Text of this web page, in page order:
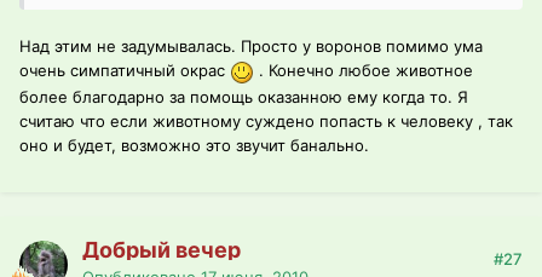
Над этим не задумывалась. Просто у воронов помимо ума
очень симпатичный окрас
. Конечно любое животное
более благодарно за помощь оказанною ему когда то. Я
считаю что если животному суждено попасть к человеку , так
оно и будет, возможно это звучит банально.
Добрый вечер #27